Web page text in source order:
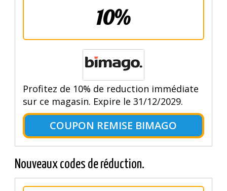
10%
Profitez de 10% de reduction immédiate
sur ce magasin. Expire le 31/12/2029.
COUPON REMISE BIMAGO
Nouveaux codes de réduction.